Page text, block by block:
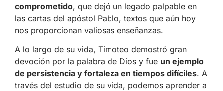
comprometido, que dejó un legado palpable en
las cartas del apóstol Pablo, textos que aún hoy
nos proporcionan valiosas enseñanzas.
A lo largo de su vida, Timoteo demostró gran
devoción por la palabra de Dios y fue un ejemplo
de persistencia y fortaleza en tiempos difíciles. A
través del estudio de su vida, podemos aprender a